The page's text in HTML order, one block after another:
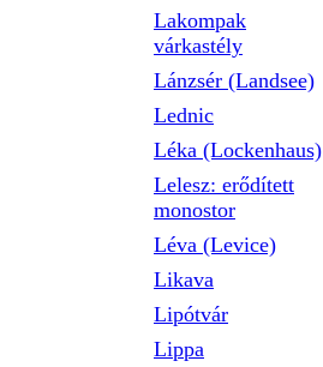
Lakompak
várkastély
Lánzsér (Landsee)
Lednic
Léka (Lockenhaus)
Lelesz: erődített
monostor
Léva (Levice)
Likava
Lipótvár
Lippa